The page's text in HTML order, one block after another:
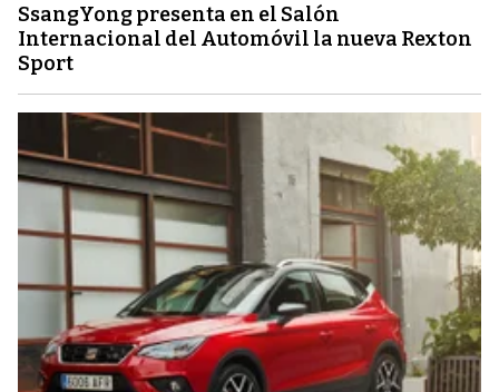
SsangYong presenta en el Salón
Internacional del Automóvil la nueva Rexton
Sport